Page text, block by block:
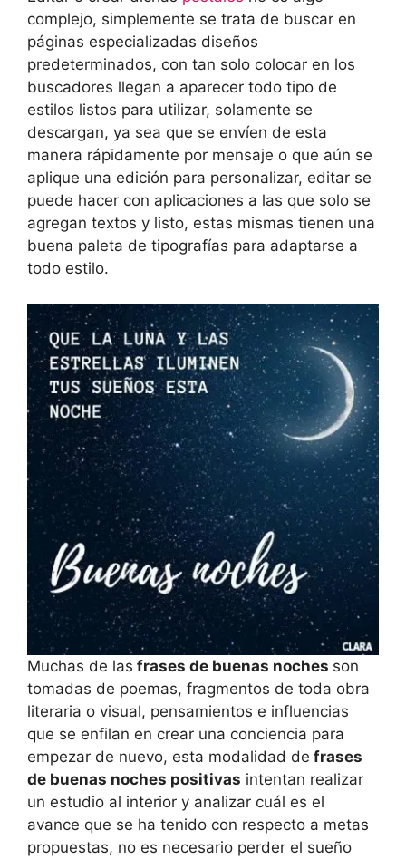
complejo, simplemente se trata de buscar en
páginas especializadas diseños
predeterminados, con tan solo colocar en los
buscadores llegan a aparecer todo tipo de
estilos listos para utilizar, solamente se
descargan, ya sea que se envíen de esta
manera rápidamente por mensaje o que aún se
aplique una edición para personalizar, editar se
puede hacer con aplicaciones a las que solo se
agregan textos y listo, estas mismas tienen una
buena paleta de tipografías para adaptarse a
todo estilo.
Muchas de las frases de buenas noches son
tomadas de poemas, fragmentos de toda obra
literaria o visual, pensamientos e influencias
que se enfilan en crear una conciencia para
empezar de nuevo, esta modalidad de frases
de buenas noches positivas intentan realizar
un estudio al interior y analizar cuál es el
avance que se ha tenido con respecto a metas
propuestas, no es necesario perder el sueño